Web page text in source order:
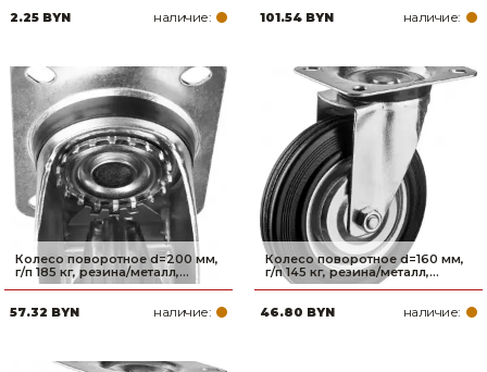
2.25 BYN наличие: 101.54 BYN наличие:
Колесо поворотное d=200 мм,
г/п 185 кг, резина/металл,...
57.32 BYN наличие:
Колесо поворотное d=160 мм,
г/п 145 кг, резина/металл,...
46.80 BYN наличие: